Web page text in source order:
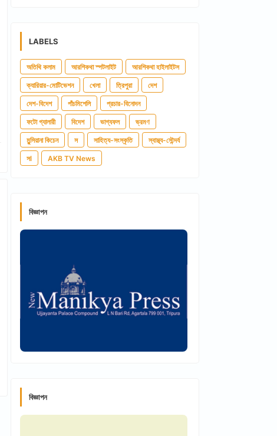
LABELS
অতিথি কলাম আরশিকথা স্পটলাইট আরশিকথা হাইলাইটস
ক্যারিয়ার-মোটিভেশন খেলা ত্রিপুরা দেশ
দেশ-বিদেশ পাঁচমিশেলি প্রচার-বিনোদন
ফটো গ্যালারী বিদেশ ভাগ্যফল ভ্রমণ
মুন্সিয়ানা কিচেন স সাহিত্য-সংস্কৃতি স্বাস্থ্য-সৌন্দর্য
সl AKB TV News
বিজ্ঞাপন
বিজ্ঞাপন